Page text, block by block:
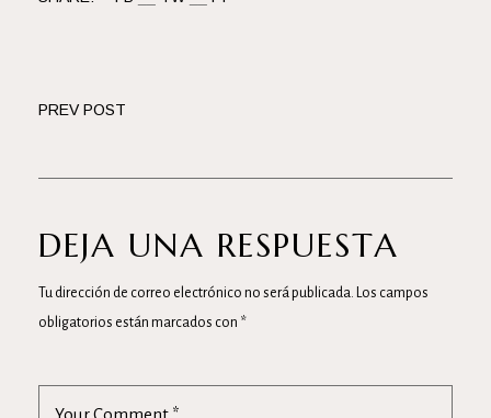
PREV POST
DEJA UNA RESPUESTA
Tu dirección de correo electrónico no será publicada.
Los campos
obligatorios están marcados con *